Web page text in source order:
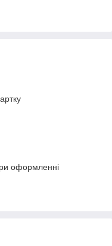
оформленні